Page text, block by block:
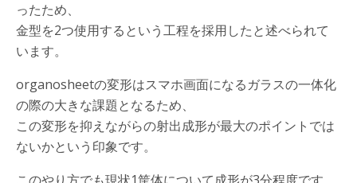
ったため、
金型を2つ使用するという工程を採用したと述べられて
います。
organosheetの変形はスマホ画面になるガラスの一体化
の際の大きな課題となるため、
この変形を抑えながらの射出成形が最大のポイントでは
ないかという印象です。